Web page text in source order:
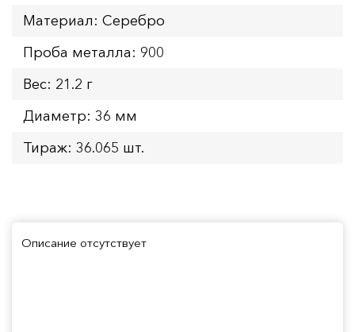
Материал: Серебро
Проба металла: 900
Вес: 21.2 г
Диаметр: 36 мм
Тираж: 36.065 шт.
Описание отсутствует